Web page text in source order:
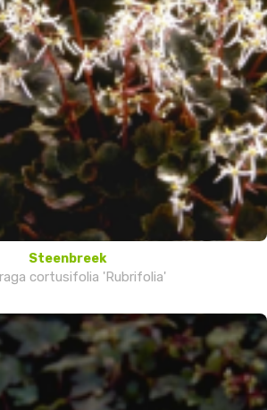
Steenbreek
cortusifolia 'Rubrifolia'